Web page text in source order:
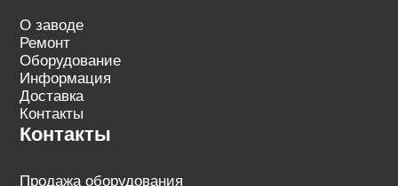
О заводе
Ремонт
Оборудование
Информация
Доставка
Контакты
Контакты
Продажа оборудования